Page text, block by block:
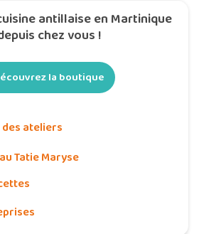
antillaise en Martinique
chez vous !
la boutique
ateliers
Tatie Maryse